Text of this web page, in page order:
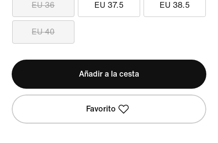
EU 36 EU 37.5 EU 38.5
EU 40
Añadir a la cesta
Favorito